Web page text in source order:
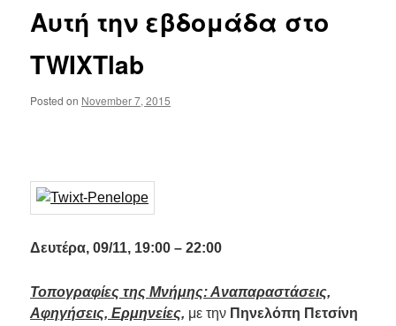
Αυτή την εβδομάδα στο
TWIXTlab
Posted on November 7, 2015
Δευτέρα, 09/11, 19:00 – 22:00
Τοπογραφίες της Μνήμης: Αναπαραστάσεις,
Αφηγήσεις, Ερμηνείες, με την Πηνελόπη Πετσίνη